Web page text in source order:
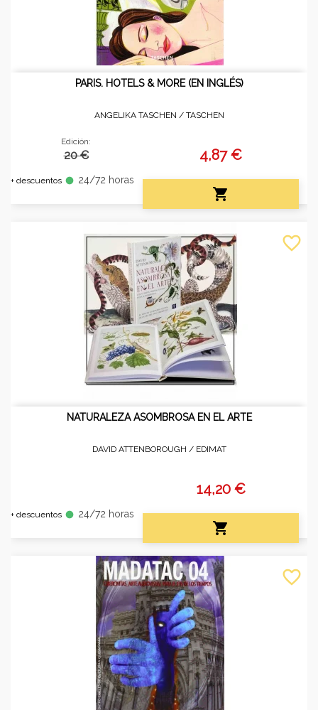
PARIS. HOTELS & MORE (EN INGLÉS)
ANGELIKA TASCHEN / TASCHEN
Edición:
20 €
+ descuentos fiber_manual_record 24/72 horas
4,87 €

NATURALEZA ASOMBROSA EN EL ARTE
DAVID ATTENBOROUGH / EDIMAT
+ descuentos fiber_manual_record 24/72 horas
14,20 €

favorite_border
favorite_border